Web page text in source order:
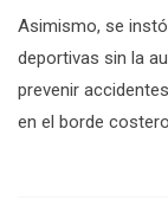
Asimismo, se
deportivas sin la
prevenir
en el borde